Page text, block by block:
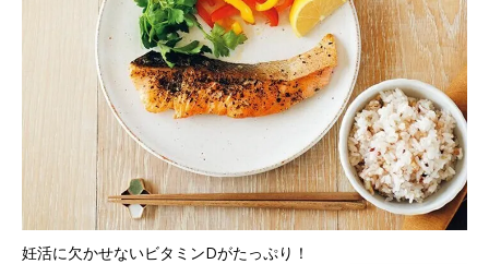
妊活に欠かせないビタミンDがたっぷり！